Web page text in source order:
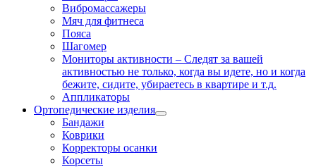
Вибромассажеры
Мяч для фитнеса
Пояса
Шагомер
Мониторы активности – Следят за вашей
активностью не только, когда вы идете, но и когда
бежите, сидите, убираетесь в квартире и т.д.
Аппликаторы
Ортопедические изделия
Бандажи
Коврики
Корректоры осанки
Корсеты